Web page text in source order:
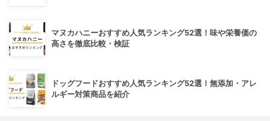
マヌカハニーおすすめ人気ランキング52選！味や栄養価の
高さを徹底比較・検証
ドッグフードおすすめ人気ランキング52選！無添加・アレ
ルギー対策商品を紹介